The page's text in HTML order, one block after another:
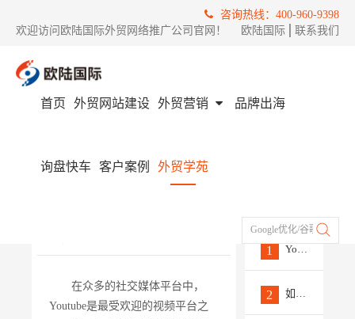
咨询热线：400-960-9398
欢迎访问欧陆国际外贸网络推广公司官网！
欧陆国际 联系我们
首页 外贸网站建设 外贸营销 品牌出海
询盘快车 客户案例 外贸学苑
Google优化/谷歌推广/
Youtube推广如何培养忠实
在众多的社交媒体平台中，
Youtube是最受欢迎的视频平台之
1 Youtube推广必知的5大平台功能
2 如何制作热门Youtube推广视频